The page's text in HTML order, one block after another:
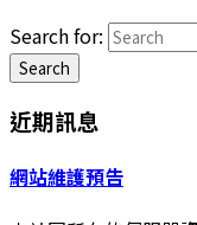
Search for:
Search
近期訊息
網站維護預告